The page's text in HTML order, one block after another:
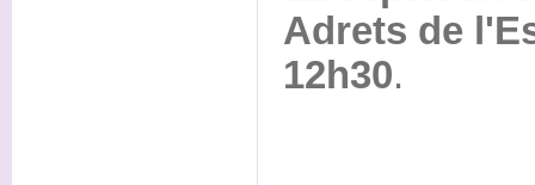
Adrets de
12h30.